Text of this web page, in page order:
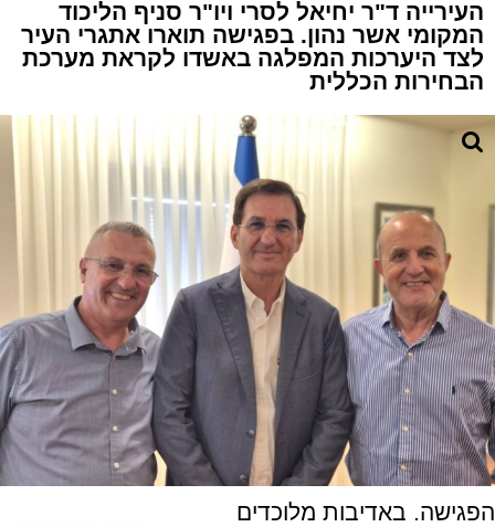
העירייה ד"ר יחיאל לסרי ויו"ר סניף הליכוד
המקומי אשר נהון. בפגישה תוארו אתגרי העיר
לצד היערכות המפלגה באשדו לקראת מערכת
הבחירות הכללית
הפגישה. באדיבות מלוכדים